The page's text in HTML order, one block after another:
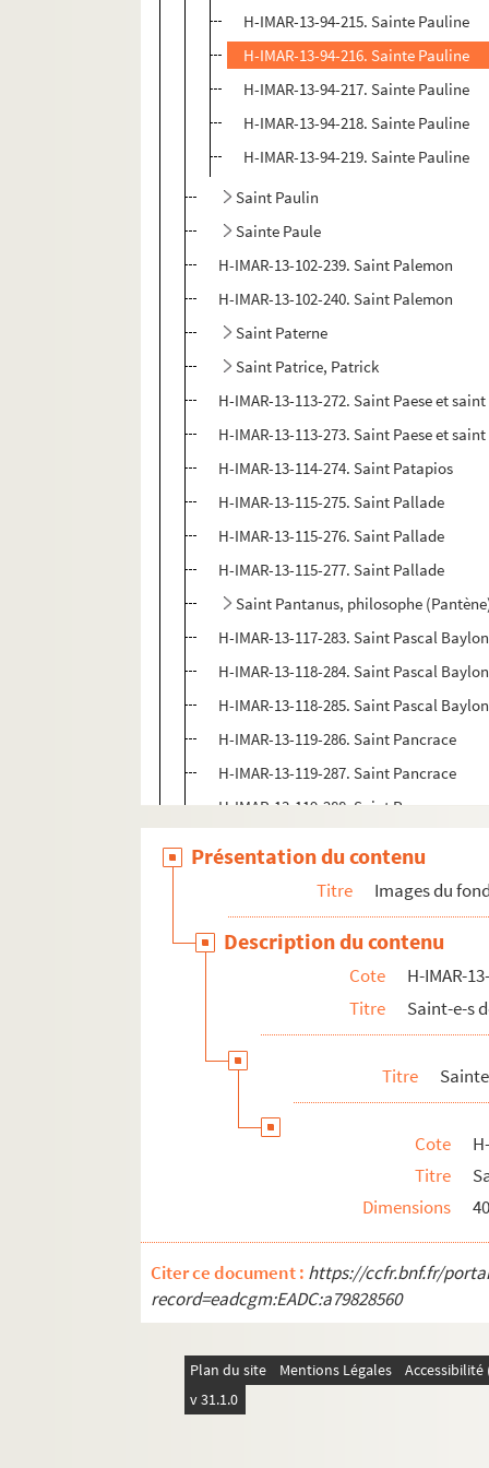
H-IMAR-13-94-215. Sainte Pauline
H-IMAR-13-94-216. Sainte Pauline
H-IMAR-13-94-217. Sainte Pauline
H-IMAR-13-94-218. Sainte Pauline
H-IMAR-13-94-219. Sainte Pauline
Saint Paulin
Sainte Paule
H-IMAR-13-102-239. Saint Palemon
H-IMAR-13-102-240. Saint Palemon
Saint Paterne
Saint Patrice, Patrick
H-IMAR-13-113-272. Saint Paese et
H-IMAR-13-113-273. Saint Paese et
H-IMAR-13-114-274. Saint Patapios
H-IMAR-13-115-275. Saint Pallade
H-IMAR-13-115-276. Saint Pallade
H-IMAR-13-115-277. Saint Pallade
Saint Pantanus, philosophe
H-IMAR-13-117-283. Saint Pascal
H-IMAR-13-118-284. Saint Pascal Baylon
H-IMAR-13-118-285. Saint Pascal Baylon
H-IMAR-13-119-286. Saint Pancrace
H-IMAR-13-119-287. Saint Pancrace
H-IMAR-13-119-288. Saint Pancrace
Saint Patrod - Parmeas - Payri
H-IMAR-13-122-296. Saint Pantaleon,
H-IMAR-13-123-297. Pantaleon, martyr
H-IMAR-13-124-299. Saint Pamphilus,
H-IMAR-13-124-301. Saint Pamphilus,
H-IMAR-13-125-302. Saint Papias
H-IMAR-13-125-303. Saint Papias
H-IMAR-13-125-304. Saint Papias
Saint Pacôme
H-IMAR-13-129-312. Saint Pachon
H-IMAR-13-130-314. Saint Patient,
H-IMAR-13-131-315. Saint Patrocle
Présentation du contenu
Titre Images du
Description du contenu
Cote
H-IMAR-
Titre
Saint-e-s
Titre
Cote
Titre
Dimensions
Citer ce document : https://ccfr.bnf.fr/
record=eadcgm:EADC:a79828560
Plan du site Mentions Légales
v 31.1.0